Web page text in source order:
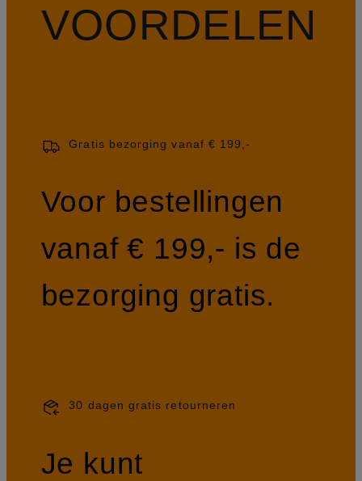
VOORDELEN
Gratis bezorging vanaf € 199,-
Voor bestellingen
vanaf € 199,- is de
bezorging gratis.
30 dagen gratis retourneren
Je kunt